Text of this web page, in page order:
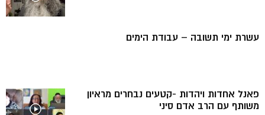
עשרת ימי תשובה – עבודת הימים
פאנל אחדות ויהדות -קטעים נבחרים מראיון
משותף עם הרב אדם סיני